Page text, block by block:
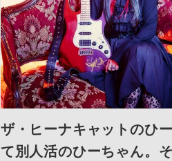
ザ・ヒーナキャットのひ
て別人活のひーちゃん。